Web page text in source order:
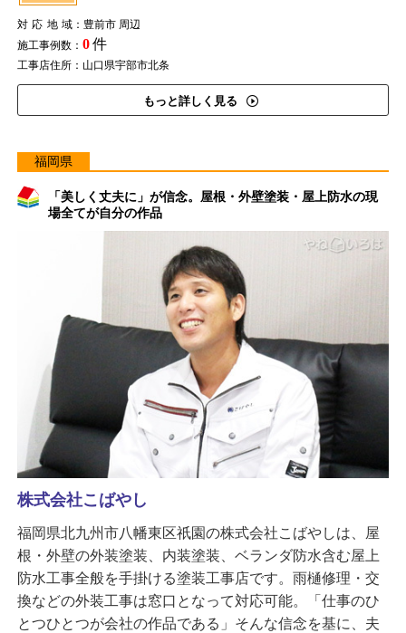
対応地域：豊前市 周辺
施工事例数： 0件
工事店住所：山口県宇部市北条
もっと詳しく見る
福岡県
「美しく丈夫に」が信念。屋根・外壁塗装・屋上防水の現
場全てが自分の作品
株式会社こばやし
福岡県北九州市八幡東区祇園の株式会社こばやしは、屋
根・外壁の外装塗装、内装塗装、ベランダ防水含む屋上
防水工事全般を手掛ける塗装工事店です。雨樋修理・交
換などの外装工事は窓口となって対応可能。「仕事のひ
とつひとつが会社の作品である」そんな信念を基に、夫